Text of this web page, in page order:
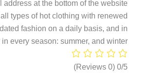
address at the bottom of the website!
types of hot clothing with renewed
fashion on a daily basis, and in
every season: summer, and winter!
0/5
(0 Reviews)